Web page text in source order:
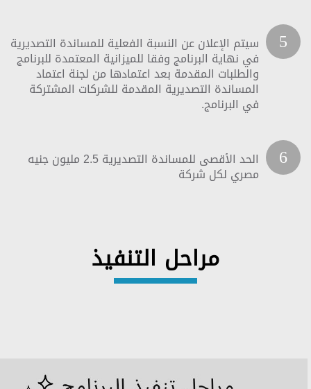
5 سيتم الإعلان عن النسبة الفعلية للمساندة التصديرية
في نهاية البرنامج وفقا للميزانية المعتمدة للبرنامج
والطلبات المقدمة بعد اعتمادها من لجنة اعتماد
المساندة التصديرية المقدمة للشركات المشتركة
في البرنامج.
6 الحد الأقصى للمساندة التصديرية 2.5 مليون جنيه
مصري لكل شركة
مراحل التنفيذ